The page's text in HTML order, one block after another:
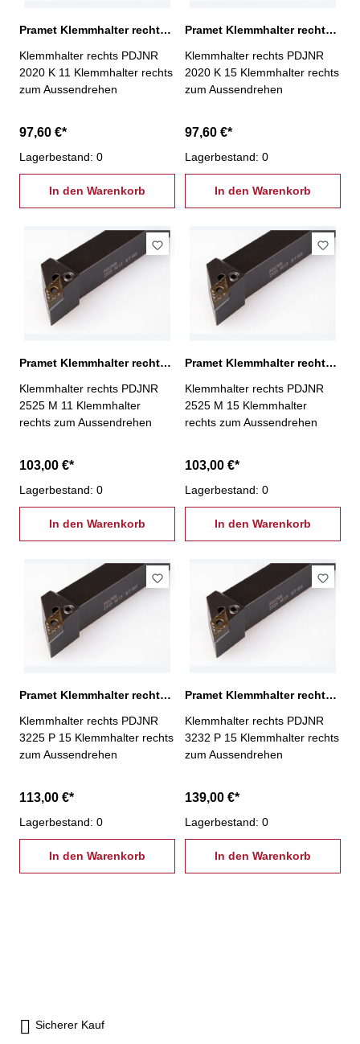
Pramet Klemmhalter rechts PDJNR 2020 K 11
Klemmhalter rechts PDJNR
2020 K 11 Klemmhalter rechts
zum Aussendrehen
97,60 €*
Lagerbestand: 0
In den Warenkorb
Pramet Klemmhalter rechts PDJNR 2020 K 15
Klemmhalter rechts PDJNR
2020 K 15 Klemmhalter rechts
zum Aussendrehen
97,60 €*
Lagerbestand: 0
In den Warenkorb
Pramet Klemmhalter rechts PDJNR 2525 M 11
Klemmhalter rechts PDJNR
2525 M 11 Klemmhalter
rechts zum Aussendrehen
103,00 €*
Lagerbestand: 0
In den Warenkorb
Pramet Klemmhalter rechts PDJNR 2525 M 15
Klemmhalter rechts PDJNR
2525 M 15 Klemmhalter
rechts zum Aussendrehen
103,00 €*
Lagerbestand: 0
In den Warenkorb
Pramet Klemmhalter rechts PDJNR 3225 P 15
Klemmhalter rechts PDJNR
3225 P 15 Klemmhalter rechts
zum Aussendrehen
113,00 €*
Lagerbestand: 0
In den Warenkorb
Pramet Klemmhalter rechts PDJNR 3232 P 15
Klemmhalter rechts PDJNR
3232 P 15 Klemmhalter rechts
zum Aussendrehen
139,00 €*
Lagerbestand: 0
In den Warenkorb
Sicherer Kauf